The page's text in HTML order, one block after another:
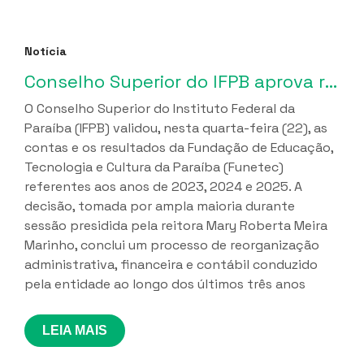
Notícia
Conselho Superior do IFPB aprova relatórios de gestão da Funetec e ciclo de regularização fiscal iniciado em 2023
O Conselho Superior do Instituto Federal da
Paraíba (IFPB) validou, nesta quarta-feira (22), as
contas e os resultados da Fundação de Educação,
Tecnologia e Cultura da Paraíba (Funetec)
referentes aos anos de 2023, 2024 e 2025. A
decisão, tomada por ampla maioria durante
sessão presidida pela reitora Mary Roberta Meira
Marinho, conclui um processo de reorganização
administrativa, financeira e contábil conduzido
pela entidade ao longo dos últimos três anos
LEIA MAIS